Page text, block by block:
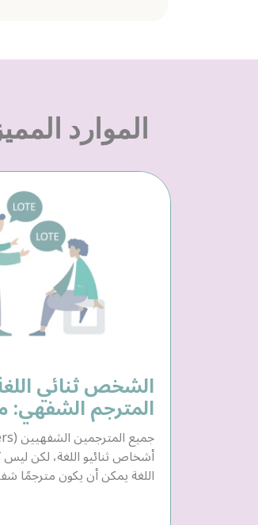
الموارد
الشخص ثنائي
المترجم الشفهي:
أشخاص ثنائيو اللغة، لكن
اللغة يمكن أن يكون مترجمًا